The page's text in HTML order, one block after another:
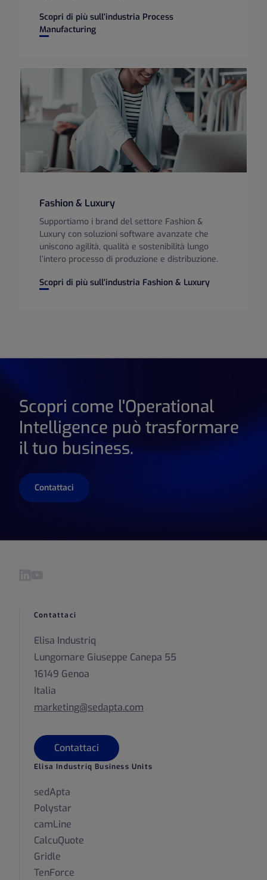
Scopri di più sull'industria Process
Manufacturing
Process Manufacturing
Fashion & Luxury
Supportiamo i brand del settore Fashion &
Luxury con soluzioni software avanzate che
uniscono agilità, qualità e sostenibilità lungo
l’intero processo di produzione e distribuzione.
Scopri di più sull'industria Fashion & Luxury
Fashion & Luxury
Scopri come l'Operational
Intelligence può trasformare
il tuo business.
Contattaci
Contattaci
Elisa Industriq
Lungomare Giuseppe Canepa 55
16149 Genoa
Italia
marketing@sedapta.com
Contattaci
Elisa Industriq Business Units
sedApta
Polystar
camLine
CalcuQuote
Gridle
TenForce